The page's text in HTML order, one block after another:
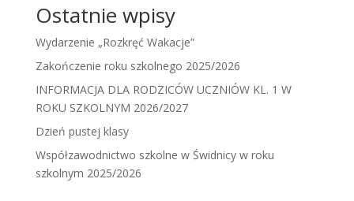
Ostatnie wpisy
Wydarzenie „Rozkręć Wakacje”
Zakończenie roku szkolnego 2025/2026
INFORMACJA DLA RODZICÓW UCZNIÓW KL. 1 W
ROKU SZKOLNYM 2026/2027
Dzień pustej klasy
Współzawodnictwo szkolne w Świdnicy w roku
szkolnym 2025/2026